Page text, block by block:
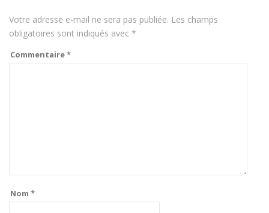
Votre adresse e-mail ne sera pas publiée. Les champs
obligatoires sont indiqués avec *
Commentaire*
Nom *